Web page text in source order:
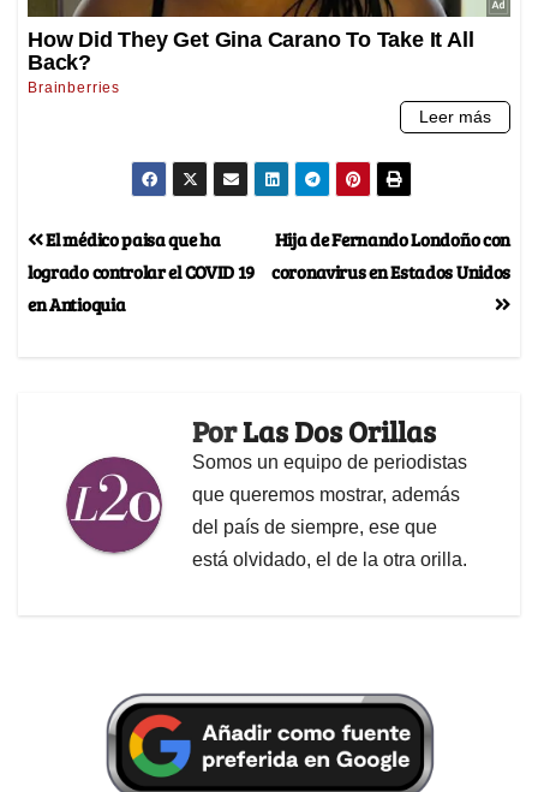
Hija de Fernando Londoño con
coronavirus en Estados Unidos
El médico paisa que ha
logrado controlar el COVID 19
en Antioquia
PorLas Dos Orillas
Somos un equipo de periodistas
que queremos mostrar, además
del país de siempre, ese que
está olvidado, el de la otra orilla.